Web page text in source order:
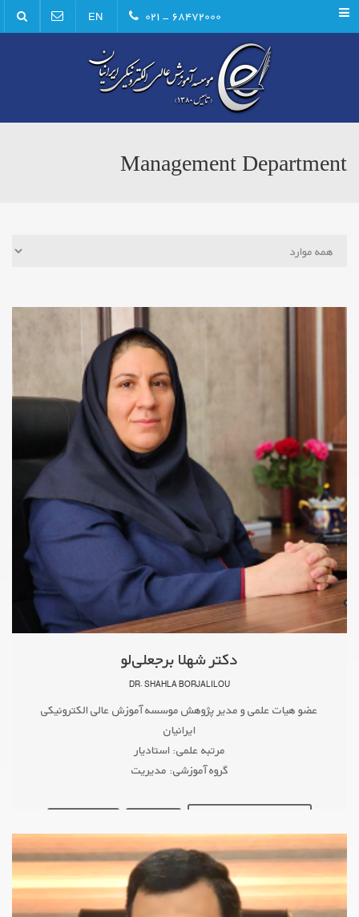
Menu ۶۸۴۷۲۰۰۰ - ۰۲۱ EN
Management Department
دکتر شهلا برجعلی‌لو
DR. SHAHLA BORJALILOU
عضو هیات علمی و مدیر پژوهش موسسه آموزش عالی الکترونیکی
ایرانیان
مرتبه علمی: استادیار
گروه آموزشی: مدیریت
ACADEMIA
ResearchGate